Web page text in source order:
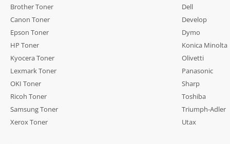
Brother Toner
Canon Toner
Epson Toner
HP Toner
Kyocera Toner
Lexmark Toner
OKI Toner
Ricoh Toner
Samsung Toner
Xerox Toner
Dell
Develop
Dymo
Konica Minolta
Olivetti
Panasonic
Sharp
Toshiba
Triumph-Adler
Utax